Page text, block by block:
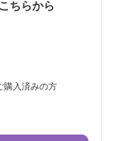
ちらから
購入済みの方